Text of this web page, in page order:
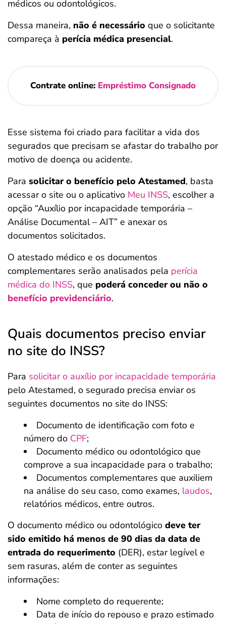
médicos ou odontológicos.
Dessa maneira, não é necessário que o solicitante
compareça à perícia médica presencial.
Contrate online: Empréstimo Consignado
Esse sistema foi criado para facilitar a vida dos
segurados que precisam se afastar do trabalho por
motivo de doença ou acidente.
Para solicitar o benefício pelo Atestamed, basta
acessar o site ou o aplicativo Meu INSS, escolher a
opção “Auxílio por incapacidade temporária –
Análise Documental – AIT” e anexar os
documentos solicitados.
O atestado médico e os documentos
complementares serão analisados pela perícia
médica do INSS, que poderá conceder ou não o
benefício previdenciário.
Quais documentos preciso enviar
no site do INSS?
Para solicitar o auxílio por incapacidade temporária
pelo Atestamed, o segurado precisa enviar os
seguintes documentos no site do INSS:
Documento de identificação com foto e
número do CPF;
Documento médico ou odontológico que
comprove a sua incapacidade para o trabalho;
Documentos complementares que auxiliem
na análise do seu caso, como exames, laudos,
relatórios médicos, entre outros.
O documento médico ou odontológico deve ter
sido emitido há menos de 90 dias da data de
entrada do requerimento (DER), estar legível e
sem rasuras, além de conter as seguintes
informações:
Nome completo do requerente;
Data de início do repouso e prazo estimado